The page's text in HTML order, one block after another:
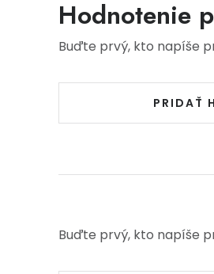
Hodnotenie
Buďte prvý, kto napíše
PRIDAŤ
Buďte prvý, kto napíše